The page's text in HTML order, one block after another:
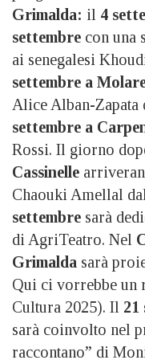
Grimalda: il 4
settembre con una
ai senegalesi
settembre a
Alice Alban-Zapata
settembre a
Rossi. Il giorno
Cassinelle
Chaouki Amellal
settembre sarà
di AgriTeatro. Nel
Grimalda sarà
Qui ci vorrebbe un
Cultura 2025). Il 21
sarà coinvolto nel
raccontano” di